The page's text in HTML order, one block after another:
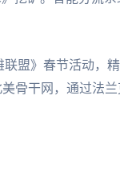
盟》春节活动，
骨干网，通过法兰